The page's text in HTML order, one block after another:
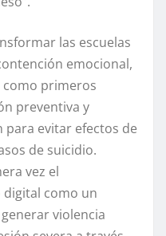
las escuelas
emocional,
primeros
preventiva y
para evitar efectos de
de suicidio.
vez el
como un
violencia